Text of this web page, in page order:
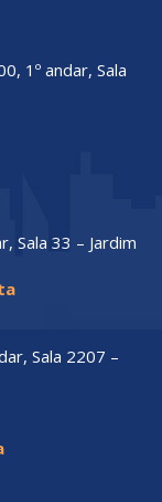
1º andar, Sala
Sala 33 – Jardim
Sala 2207 –